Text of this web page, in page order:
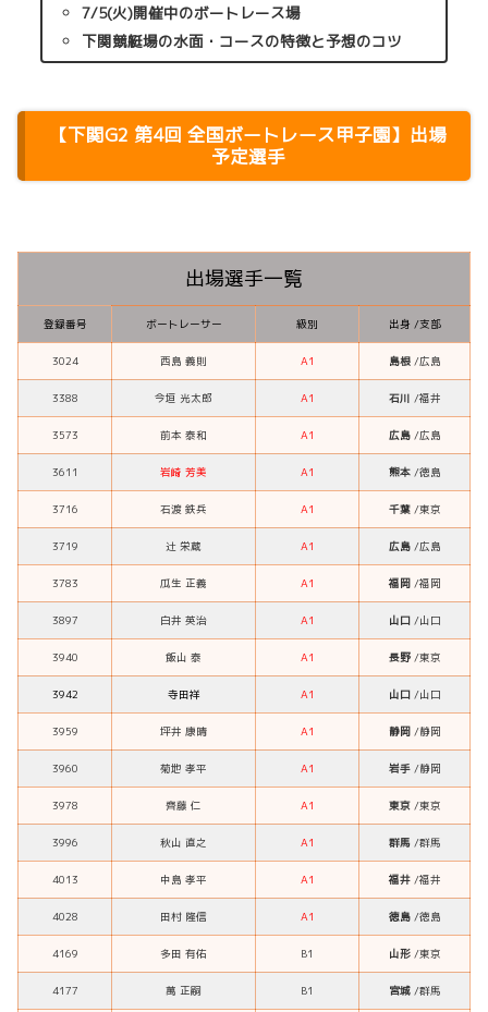
7/5(火)開催中のボートレース場
下関競艇場の水面・コースの特徴と予想のコツ
【下関G2 第4回 全国ボートレース甲子園】出場
予定選手
出場選手一覧
登録番号 ボートレーサー 級別 出身 /支部
3024 西島 義則 A1 島根/広島
3388 今垣 光太郎 A1 石川 /福井
3573 前本 泰和 A1 広島/広島
3611 岩崎 芳美 A1 熊本/徳島
3716 石渡 鉄兵 A1 千葉/東京
3719 辻 栄蔵 A1 広島/広島
3783 瓜生 正義 A1 福岡 /福岡
3897 白井 英治 A1 山口 /山口
3940 飯山 泰 A1 長野/東京
3942 寺田祥 A1 山口 /山口
3959 坪井 康晴 A1 静岡 /静岡
3960 菊地 孝平 A1 岩手/静岡
3978 齊藤 仁 A1 東京/東京
3996 秋山 直之 A1 群馬/群馬
4013 中島 孝平 A1 福井/福井
4028 田村 隆信 A1 徳島/徳島
4169 多田 有佑 B1 山形/東京
4177 萬 正嗣 B1 宮城/群馬